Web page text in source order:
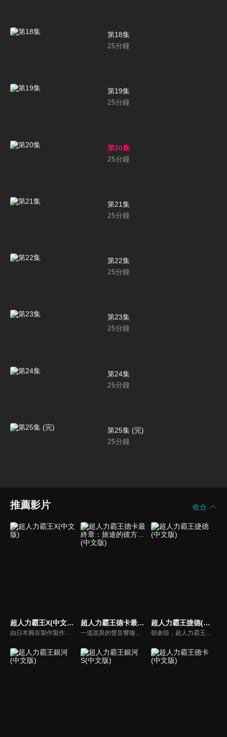
第18集
25分鐘
第19集
25分鐘
第20集
25分鐘
第21集
25分鐘
第22集
25分鐘
第23集
25分鐘
第24集
25分鐘
第25集 (完)
25分鐘
推薦影片 收合
超人力霸王X(中文版)
由日本圓谷製作製作的特攝電視劇，是屬於超人力霸王列傳。X，是「巨大謎團」，X，是「未知的可能性」，X，那就是「連繫的心，連繫的力量」！溫柔的少年，大空大地與從宇宙飛來的神祕生命體相會之時，就是超人進化之日…
超人力霸王德卡最終章：旅途的彼方…(中文版)
一道詭異的聲音響徹天空。聽到的人們紛紛失去知覺，最後甚至消失無蹤。前往調查的專家小組「GUTS-SELECT」，遇到的卻是接二連三來襲的外星人大軍，以及駕駛漆黑要塞型太空艦「佐爾加烏斯」，扭曲了地球天空的統治者「基貝魯斯教授」。一位認識基貝魯斯的神秘女子突然降臨在苦苦奮戰中的奏大等人面前。
超人力霸王捷德(中文版)
朝倉陸，超人力霸王貝利亞的遺傳因子繼承者。在巨大怪獸骷髏哥摩拉的襲擊下逃跑的朝倉陸與夥伴貝加，發現位於地下500公尺的謎之祕密基地。基地的報告管理系統・蕾姆將「Geed Riser」與「Ultra 膠囊」給予了陸，自幼憧憬著英雄的他，決意融合變身成超人力霸王捷德。